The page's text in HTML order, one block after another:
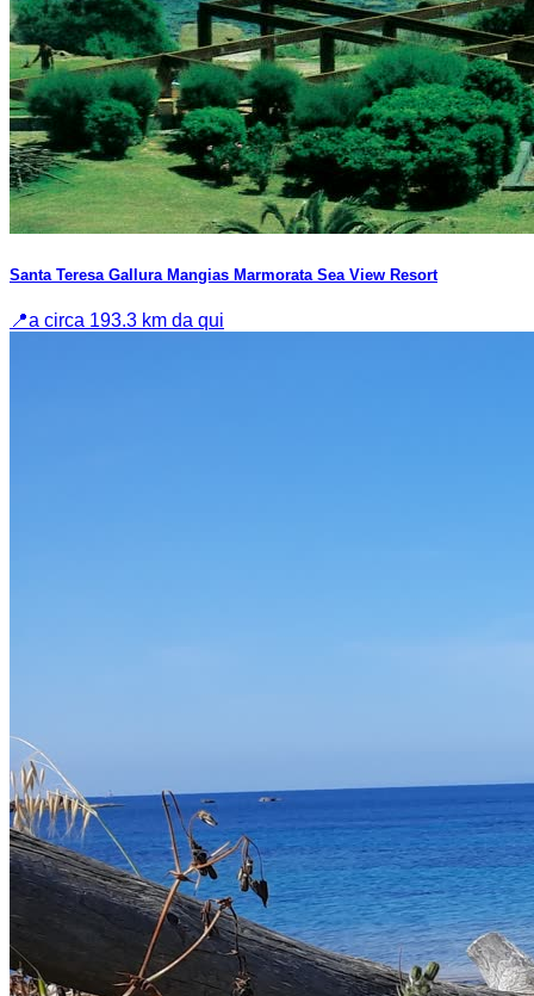
Santa Teresa Gallura Mangias Marmorata Sea View Resort
📍a circa 193.3 km da qui